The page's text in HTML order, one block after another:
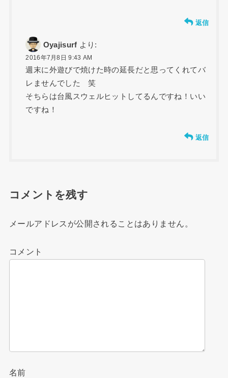
返信
Oyajisurf より:
2016年7月8日 9:43 AM
週末に外遊びで焼けた時の延長だと思ってくれてバ
レませんでした 笑
そちらは台風スウェルヒットしてるんですね！いい
ですね！
返信
コメントを残す
メールアドレスが公開されることはありません。
コメント
名前